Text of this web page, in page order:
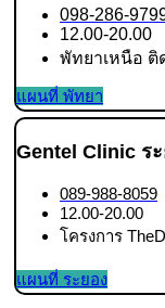
098-286-
12.00-20.00
พัทยาเหนือ
แผนที่ พัทยา
Gentel Clinic ร
089-988-8059
12.00-20.00
โครงการ
แผนที่ ระยอง